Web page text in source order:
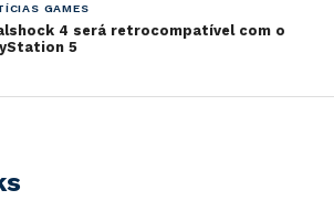
GAMES
4 será retrocompatível com o
5